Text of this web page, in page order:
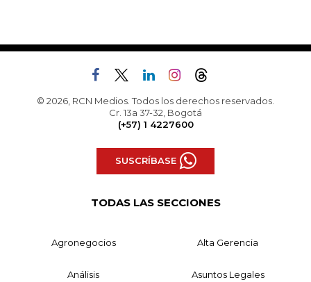
© 2026, RCN Medios. Todos los derechos reservados.
Cr. 13a 37-32, Bogotá
(+57) 1 4227600
SUSCRÍBASE
TODAS LAS SECCIONES
Agronegocios Alta Gerencia
Análisis Asuntos Legales